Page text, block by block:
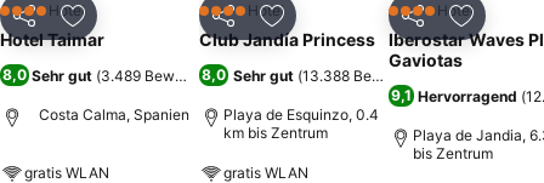
Teilen Zu Favoriten hinzufügen
4 SterneHotel
Hotel Taimar
8,0 Sehr gut (3.489 Bewertungen)
Costa Calma, Spanien
gratis WLAN
Teilen Zu Favoriten hinzufügen
4 SterneHotel
Club Jandía Princess
8,0 Sehr gut (13.388 Bewertungen
Playa de Esquinzo, 0.4
km bis Zentrum
gratis WLAN
Teilen Zu
4 SterneHotel
Iberostar Waves
Gaviotas
9,1 Hervorragend (
Playa de Jandia,
bis Zentrum